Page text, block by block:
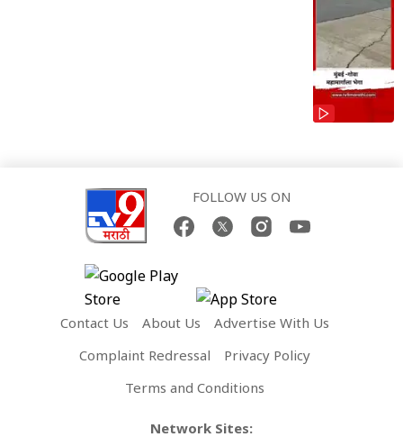
FOLLOW US ON
Contact Us About Us
Advertise With Us
Complaint Redressal
Privacy Policy
Terms and Conditions
Network Sites: